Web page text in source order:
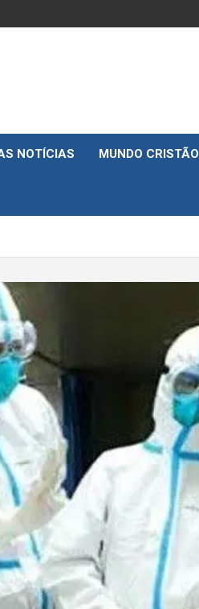
NOTÍCIAS MUNDO CRISTÃO